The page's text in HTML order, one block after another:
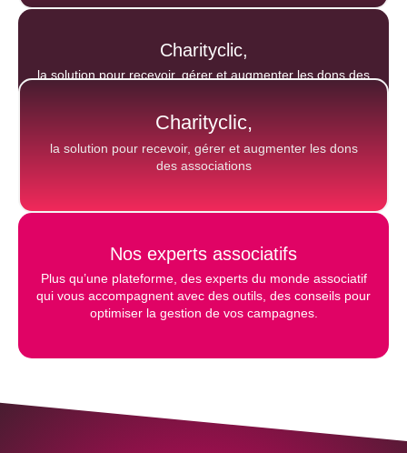
Charityclic,
la solution pour recevoir, gérer et augmenter les dons des
Charityclic,
la solution pour recevoir, gérer et augmenter les dons
des associations
Nos experts associatifs
Plus qu’une plateforme, des experts du monde associatif
qui vous accompagnent avec des outils, des conseils pour
optimiser la gestion de vos campagnes.